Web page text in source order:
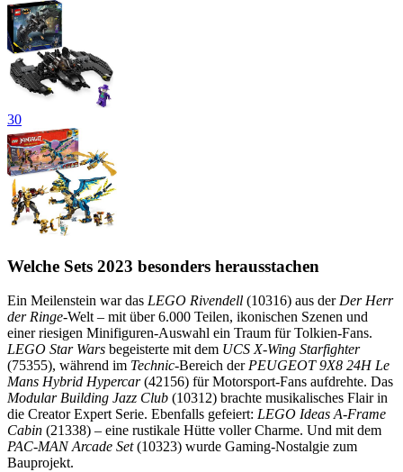
30
Welche Sets 2023 besonders herausstachen
Ein Meilenstein war das LEGO Rivendell (10316) aus der Der Herr
der Ringe-Welt – mit über 6.000 Teilen, ikonischen Szenen und
einer riesigen Minifiguren-Auswahl ein Traum für Tolkien-Fans.
LEGO Star Wars begeisterte mit dem UCS X-Wing Starfighter
(75355), während im Technic-Bereich der PEUGEOT 9X8 24H Le
Mans Hybrid Hypercar(42156) für Motorsport-Fans aufdrehte. Das
Modular Building Jazz Club (10312) brachte musikalisches Flair in
die Creator Expert Serie. Ebenfalls gefeiert: LEGO Ideas A-Frame
Cabin (21338) – eine rustikale Hütte voller Charme. Und mit dem
PAC-MAN Arcade Set(10323) wurde Gaming-Nostalgie zum
Bauprojekt.